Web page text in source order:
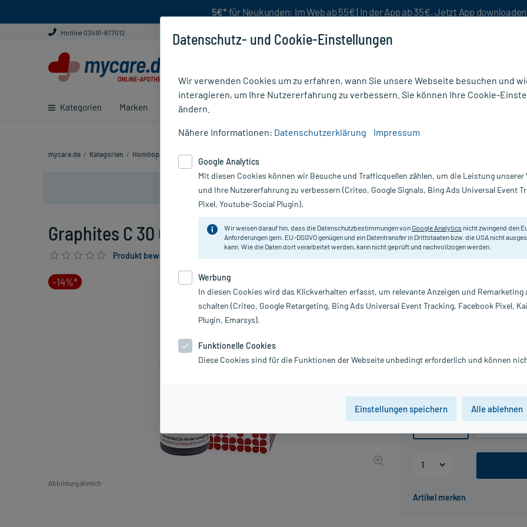
5€* für Neukunden: Im Web ab 55€ | In der App ab 35€. Jetzt App downloaden
Hotline 03491-877012
Kategorien Marken Ratgeber
mycare.de / Kategorien / Homöopathie / Einzelmittel
Nur für kurze Zeit:Gratis-Versand* ab 19€ Mindestbestellwert!
Graphites C 30 Globuli, 10 g
Produkt bewerten & PlusHerzen sichern
-14%*
Abbildung ähnlich
inkl. MwSt. zzgl. Versandkosten
Packungseinheit
DHU - Einzelmittel
Homöopathisches Arzneimittel.
PZN:
Hersteller:
Datenschutz- und Cookie-Einstellungen
Wir verwenden Cookies um zu erfahren, wann Sie unsere Webseite besuchen und
interagieren, um Ihre Nutzererfahrung zu verbessern. Sie können Ihre Cookie-
ändern.
Nähere Informationen: Datenschutzerklärung Impressum
Google Analytics
Mit diesen Cookies können wir Besuche und Trafficquellen zählen, um die Leistung unserer
und Ihre Nutzererfahrung zu verbessern (Criteo, Google Signals, Bing Ads Universal Event
Pixel, Youtube-Social Plugin).
Wir weisen darauf hin, dass die Datenschutzbestimmungen vonGoogle Analytics nicht zwingend den
Anforderungen gem. EU-DSGVO genügen und ein Datentransfer in Drittstaaten bzw. die USA nicht
kann. Wie die Daten dort verarbeitet werden, kann nicht geprüft und nachvollzogen werden.
Werbung
In diesen Cookies wird das Klickverhalten erfasst, um relevante Anzeigen und Remarketing
schalten (Criteo, Google Retargeting, Bing Ads Universal Event Tracking, Facebook Pixel,
Plugin, Emarsys).
Funktionelle Cookies
Diese Cookies sind für die Funktionen der Webseite unbedingt erforderlich und können
Einstellungen speichern Alle ablehnen